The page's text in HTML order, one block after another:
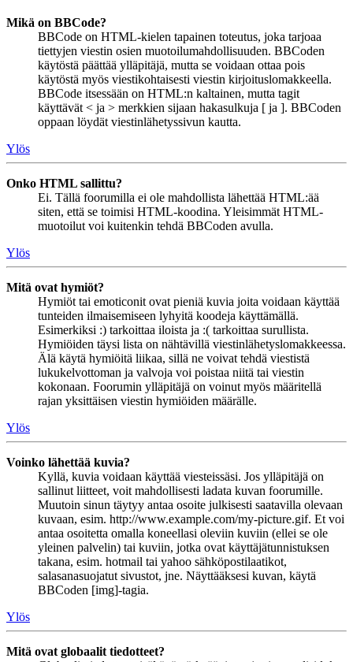
Mikä on BBCode?
BBCode on HTML-kielen tapainen toteutus, joka tarjoaa
tiettyjen viestin osien muotoilumahdollisuuden. BBCoden
käytöstä päättää ylläpitäjä, mutta se voidaan ottaa pois
käytöstä myös viestikohtaisesti viestin kirjoituslomakkeella.
BBCode itsessään on HTML:n kaltainen, mutta tagit
käyttävät < ja > merkkien sijaan hakasulkuja [ ja ]. BBCoden
oppaan löydät viestinlähetyssivun kautta.
Ylös
Onko HTML sallittu?
Ei. Tällä foorumilla ei ole mahdollista lähettää HTML:ää
siten, että se toimisi HTML-koodina. Yleisimmät HTML-
muotoilut voi kuitenkin tehdä BBCoden avulla.
Ylös
Mitä ovat hymiöt?
Hymiöt tai emoticonit ovat pieniä kuvia joita voidaan käyttää
tunteiden ilmaisemiseen lyhyitä koodeja käyttämällä.
Esimerkiksi :) tarkoittaa iloista ja :( tarkoittaa surullista.
Hymiöiden täysi lista on nähtävillä viestinlähetyslomakkeessa.
Älä käytä hymiöitä liikaa, sillä ne voivat tehdä viestistä
lukukelvottoman ja valvoja voi poistaa niitä tai viestin
kokonaan. Foorumin ylläpitäjä on voinut myös määritellä
rajan yksittäisen viestin hymiöiden määrälle.
Ylös
Voinko lähettää kuvia?
Kyllä, kuvia voidaan käyttää viesteissäsi. Jos ylläpitäjä on
sallinut liitteet, voit mahdollisesti ladata kuvan foorumille.
Muutoin sinun täytyy antaa osoite julkisesti saatavilla olevaan
kuvaan, esim. http://www.example.com/my-picture.gif. Et voi
antaa osoitetta omalla koneellasi oleviin kuviin (ellei se ole
yleinen palvelin) tai kuviin, jotka ovat käyttäjätunnistuksen
takana, esim. hotmail tai yahoo sähköpostilaatikot,
salasanasuojatut sivustot, jne. Näyttääksesi kuvan, käytä
BBCoden [img]-tagia.
Ylös
Mitä ovat globaalit tiedotteet?